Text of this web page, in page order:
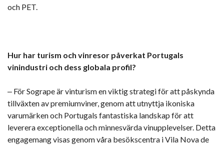
och PET.
Hur har turism och vinresor påverkat Portugals
vinindustri och dess globala profil?
‒ För Sogrape är vinturism en viktig strategi för att påskynda
tillväxten av premiumviner, genom att utnyttja ikoniska
varumärken och Portugals fantastiska landskap för att
leverera exceptionella och minnesvärda vinupplevelser. Detta
engagemang visas genom våra besökscentra i Vila Nova de